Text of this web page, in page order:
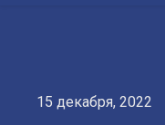
15 декабря, 2022